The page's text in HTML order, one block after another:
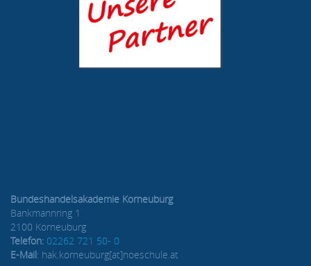
Bundeshandelsakademie Korneuburg
Bankmannring 1
2100 Korneuburg
Telefon: 02262 721 50- 0
E-Mail: hak.korneuburg[at]noeschule.at